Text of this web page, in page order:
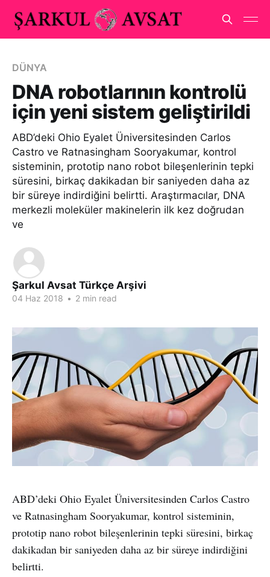
DÜNYA
DNA robotlarının kontrolü
için yeni sistem geliştirildi
ABD’deki Ohio Eyalet Üniversitesinden Carlos
Castro ve Ratnasingham Sooryakumar, kontrol
sisteminin, prototip nano robot bileşenlerinin tepki
süresini, birkaç dakikadan bir saniyeden daha az
bir süreye indirdiğini belirtti. Araştırmacılar, DNA
merkezli moleküler makinelerin ilk kez doğrudan
ve
Şarkul Avsat Türkçe Arşivi
04 Haz 2018 • 2 min read
ABD’deki Ohio Eyalet Üniversitesinden Carlos Castro
ve Ratnasingham Sooryakumar, kontrol sisteminin,
prototip nano robot bileşenlerinin tepki süresini, birkaç
dakikadan bir saniyeden daha az bir süreye indirdiğini
belirtti.